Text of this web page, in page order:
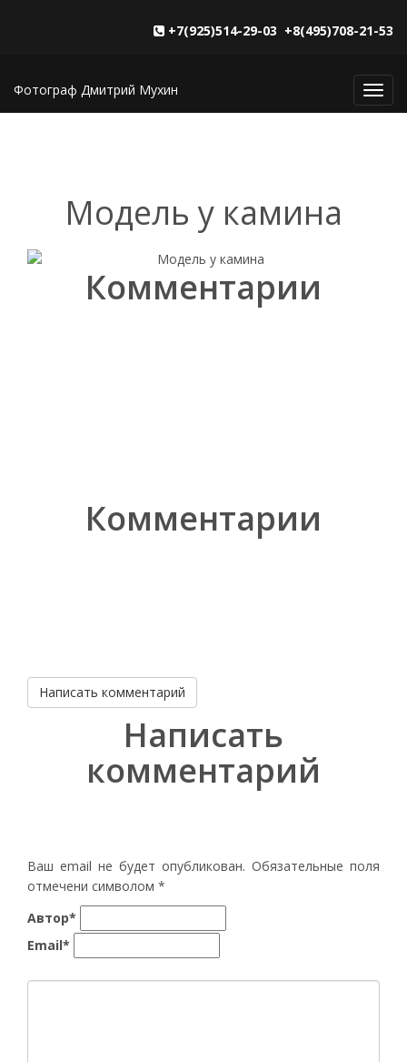
+7(925)514-29-03 +8(495)708-21-53
Фотограф Дмитрий Мухин
Модель у камина
Комментарии
Комментарии
Написать комментарий
Написать
комментарий
Ваш email не будет опубликован. Обязательные поля
отмечени символом *
Автор*
Email*